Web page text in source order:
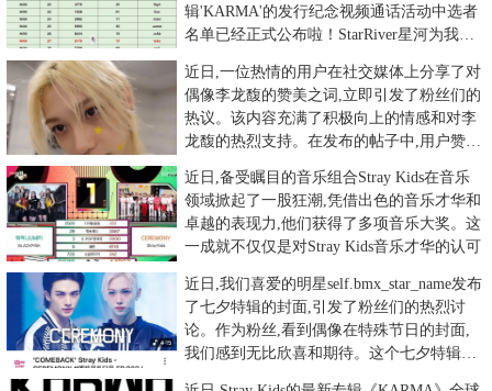
辑'KARMA'的发行纪念视频通话活动中选者
名单已经正式公布啦！StarRiver星河为我们
近日,一位热情的用户在社交媒体上分享了对
偶像李龙馥的赞美之词,立即引发了粉丝们的
热议。该内容充满了积极向上的情感和对李
龙馥的热烈支持。在发布的帖子中,用户赞美
近日,备受瞩目的音乐组合Stray Kids在音乐
领域掀起了一股狂潮,凭借出色的音乐才华和
卓越的表现力,他们获得了多项音乐大奖。这
一成就不仅仅是对Stray Kids音乐才华的认可
近日,我们喜爱的明星self.bmx_star_name发布
了七夕特辑的封面,引发了粉丝们的热烈讨
论。作为粉丝,看到偶像在特殊节日的封面,
我们感到无比欣喜和期待。这个七夕特辑的